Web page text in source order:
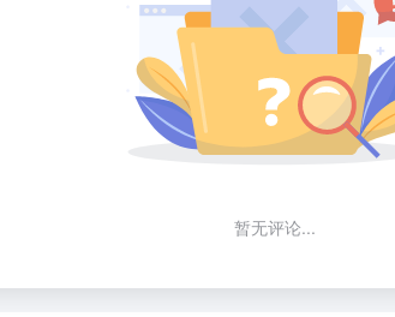
暂无评论...